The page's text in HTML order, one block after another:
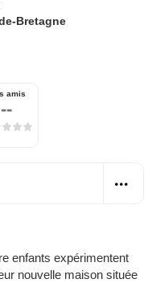
Bretagne
amis
--
enfants expérimentent
nouvelle maison située